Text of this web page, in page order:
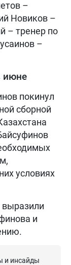
–
Новиков –
– тренер по
–
июне
покинул
сборной
условиях
выразили
и
и инсайды